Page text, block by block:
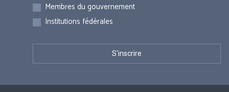
Membres du gouvernement
Institutions fédérales